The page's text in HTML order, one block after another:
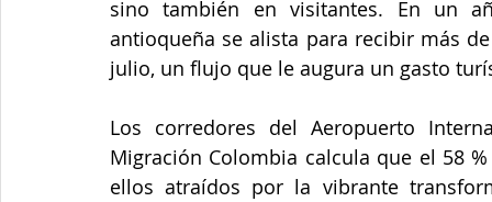
sino también en visitantes. En un
antioqueña se alista para recibir más
julio, un flujo que le augura un gasto
Los corredores del Aeropuerto
Migración Colombia calcula que el 58
ellos atraídos por la vibrante